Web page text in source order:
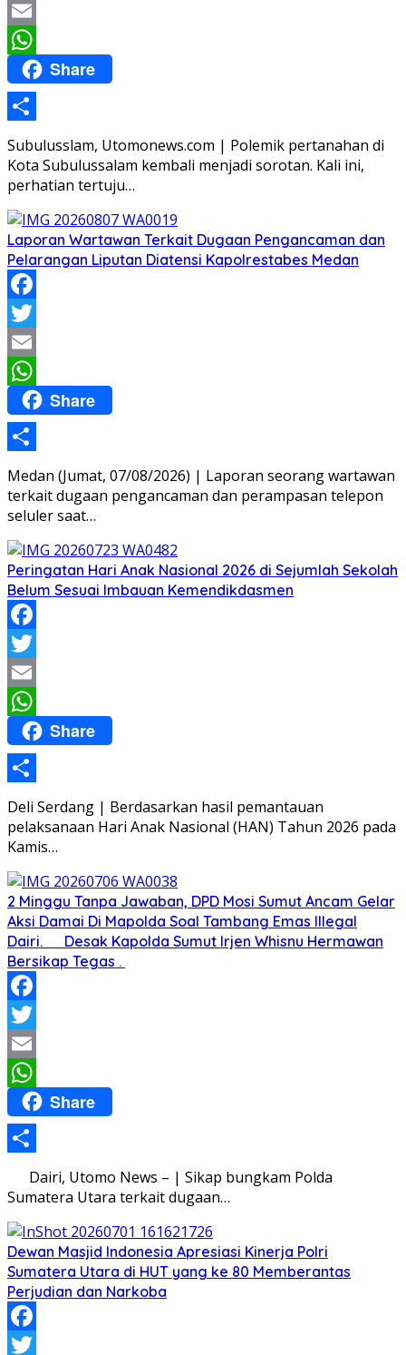
Twitter
Email
WhatsApp
Share
Share
Subulusslam, Utomonews.com | Polemik pertanahan di
Kota Subulussalam kembali menjadi sorotan. Kali ini,
perhatian tertuju…
Laporan Wartawan Terkait Dugaan Pengancaman dan
Pelarangan Liputan Diatensi Kapolrestabes Medan
Facebook
Twitter
Email
WhatsApp
Share
Share
Medan (Jumat, 07/08/2026) | Laporan seorang wartawan
terkait dugaan pengancaman dan perampasan telepon
seluler saat…
Peringatan Hari Anak Nasional 2026 di Sejumlah Sekolah
Belum Sesuai Imbauan Kemendikdasmen
Facebook
Twitter
Email
WhatsApp
Share
Share
Deli Serdang | Berdasarkan hasil pemantauan
pelaksanaan Hari Anak Nasional (HAN) Tahun 2026 pada
Kamis…
2 Minggu Tanpa Jawaban, DPD Mosi Sumut Ancam Gelar
Aksi Damai Di Mapolda Soal Tambang Emas Illegal
Dairi. Desak Kapolda Sumut Irjen Whisnu Hermawan
Bersikap Tegas .
Facebook
Twitter
Email
WhatsApp
Share
Share
Dairi, Utomo News – | Sikap bungkam Polda
Sumatera Utara terkait dugaan…
Dewan Masjid Indonesia Apresiasi Kinerja Polri
Sumatera Utara di HUT yang ke 80 Memberantas
Perjudian dan Narkoba
Facebook